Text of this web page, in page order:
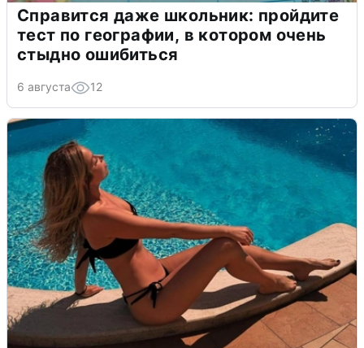
Справится даже школьник: пройдите
тест по географии, в котором очень
стыдно ошибиться
6 августа 12